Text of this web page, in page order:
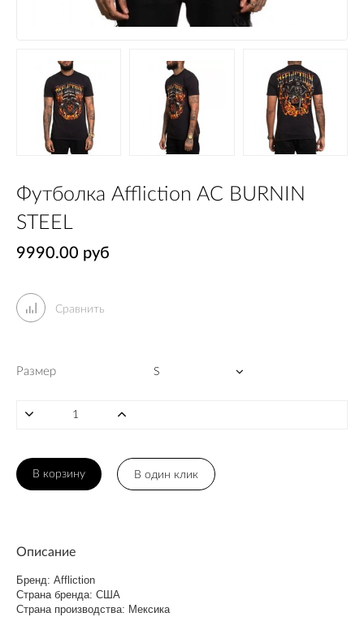
Футболка Affliction AC BURNIN
STEEL
9990.00 руб
Сравнить
Размер
В корзину В один клик
Описание
Бренд: Affliction
Страна бренда: США
Страна производства: Мексика